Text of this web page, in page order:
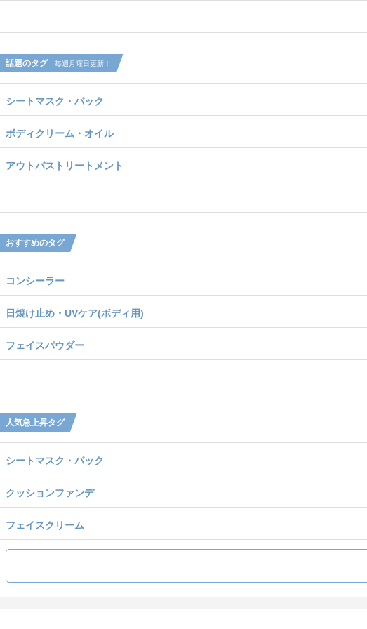
話題のタグ 毎週月曜日更新！
シートマスク・パック
ボディクリーム・オイル
アウトバストリートメント
おすすめのタグ
コンシーラー
日焼け止め・UVケア(ボディ用)
フェイスパウダー
人気急上昇タグ
シートマスク・パック
クッションファンデ
フェイスクリーム